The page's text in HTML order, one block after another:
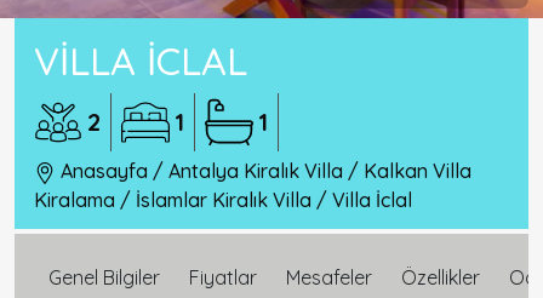
VILLA İCLAL
2 1 1
Anasayfa / Antalya Kiralık Villa / Kalkan Villa
Kiralama / İslamlar Kiralık Villa / Villa İclal
Genel Bilgiler Fiyatlar Mesafeler Özellikler